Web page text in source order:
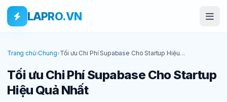
Skip to main content
Bỏ qua tới nội dung
LAPRO.VN
Trang chủ›Chung›Tối ưu Chi Phí Supabase Cho Startup Hiệu
Tối ưu Chi Phí Supabase Cho Startup
Hiệu Quả Nhất